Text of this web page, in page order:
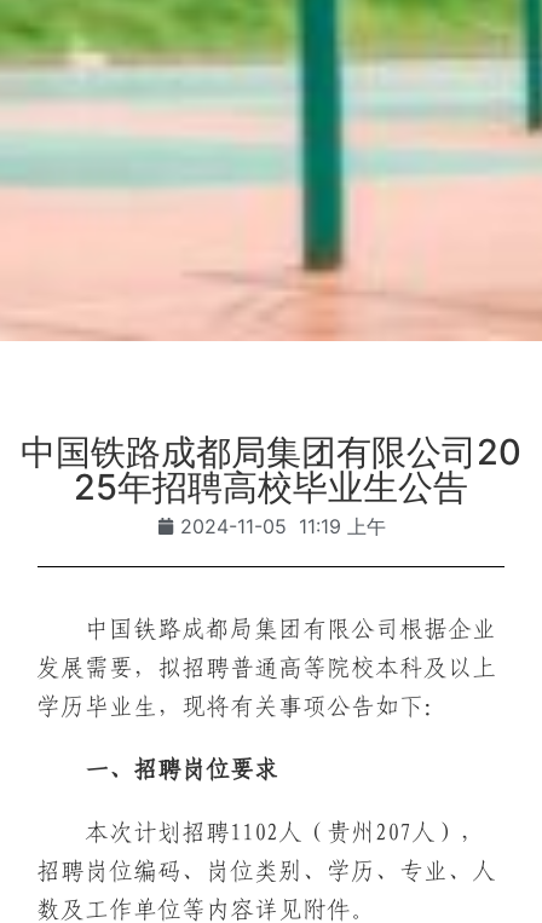
中国铁路成都局集团有限公司20
25年招聘高校毕业生公告
2024-11-05 11:19 上午
中国铁路成都局集团有限公司根据企业
发展需要，拟招聘普通高等院校本科及以上
学历毕业生，现将有关事项公告如下：
一、招聘岗位要求
本次计划招聘1102人（贵州207人），
招聘岗位编码、岗位类别、学历、专业、人
数及工作单位等内容详见附件。